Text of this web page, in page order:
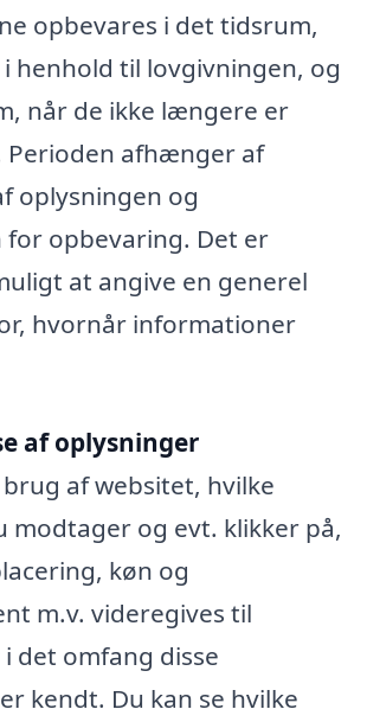
opbevares i det tidsrum,
henhold til lovgivningen, og
når de ikke længere er
Perioden afhænger af
oplysningen og
opbevaring. Det er
at angive en generel
hvornår informationer
af oplysninger
af websitet, hvilke
modtager og evt. klikker på,
køn og
m.v. videregives til
det omfang disse
kendt. Du kan se hvilke